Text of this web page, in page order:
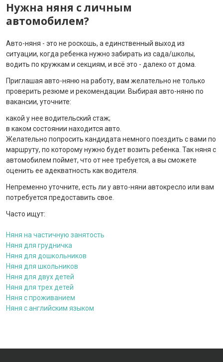
Нужна няня с личным
автомобилем?
Авто-няня - это не роскошь, а единственный выход из
ситуации, когда ребенка нужно забирать из сада/школы,
водить по кружкам и секциям, и всё это - далеко от дома.
Приглашая авто-няню на работу, вам желательно не только
проверить резюме и рекомендации. Выбирая авто-няню по
вакансии, уточните:
какой у нее водительский стаж;
в каком состоянии находится авто.
Желательно попросить кандидата немного поездить с вами по
маршруту, по которому нужно будет возить ребенка. Так няня с
автомобилем поймет, что от нее требуется, а вы сможете
оценить ее адекватность как водителя.
Непременно уточните, есть ли у авто-няни автокресло или вам
потребуется предоставить свое.
Часто ищут:
Няня на частичную занятость
Няня для грудничка
Няня для дошкольников
Няня для школьников
Няня для двух детей
Няня для трех детей
Няня с проживанием
Няня с английским языком